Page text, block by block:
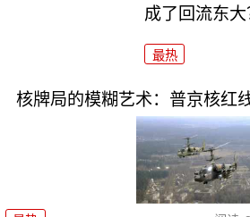
成了回流东大
最热
核牌局的模糊艺术：普京核红